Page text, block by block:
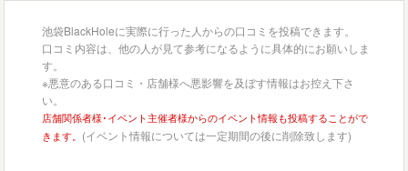
池袋BlackHoleに実際に行った人からの口コミを投稿できます。
口コミ内容は、他の人が見て参考になるように具体的にお願いしま
す。
※悪意のある口コミ・店舗様へ悪影響を及ぼす情報はお控え下さ
い。
店舗関係者様･イベント主催者様からのイベント情報も投稿することがで
きます。 (イベント情報については一定期間の後に削除致します)